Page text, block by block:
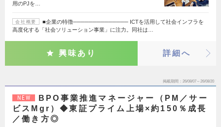
用のPJを…
会社概要
■企業の特徴────────────── ICTを活用して社会インフラを
高度化する「社会ソリューション事業」に注力。同社は…
興味あり 詳細へ
掲載期間 26/08/07～26/08/20
NEW
BPO事業推進マネージャー（PM／サー
ビスMgr）◆東証プライム上場×約150％成長
／働き方◎